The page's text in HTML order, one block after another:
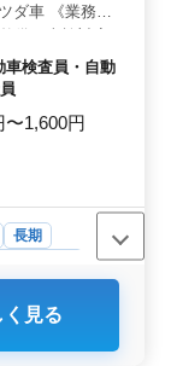
っていま
ダ車 《業務内
修 ・トラブル
般 ・お客さ
など 《備
支給 ・車通勤
軽にお問い合
お待ちしてお
車検査員・自動
〜1,600円
長期
庫県三田市
ます。主な
く見る